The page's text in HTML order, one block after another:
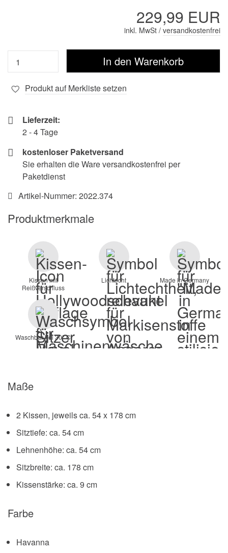
229,99 EUR
inkl. MwSt / versandkostenfrei
Produkt auf Merkliste setzen
Lieferzeit:
2 - 4 Tage
kostenloser Paketversand
Sie erhalten die Ware versandkostenfrei per
Paketdienst
Artikel-Nummer: 2022.374
Produktmerkmale
Kissen mit
Reißverschluss
Lichtecht Made in Germany
Waschbar bei 30° C
Maße
2 Kissen, jeweils ca. 54 x 178 cm
Sitztiefe: ca. 54 cm
Lehnenhöhe: ca. 54 cm
Sitzbreite: ca. 178 cm
Kissenstärke: ca. 9 cm
Farbe
Havanna